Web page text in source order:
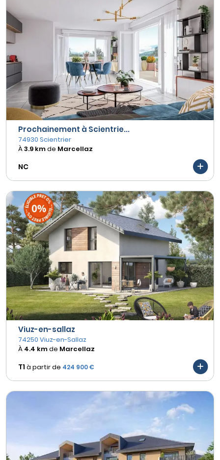
Prochainement à Scientrie...
74930 Scientrier
À3.9 kmde Marcellaz
NC
Viuz-en-sallaz
74250 Viuz-en-Sallaz
À 4.4 kmde Marcellaz
T1 à partir de 424 900 €